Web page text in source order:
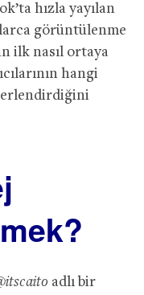
hızla yayılan
görüntülenme
ilk nasıl ortaya
hangi
adlı bir